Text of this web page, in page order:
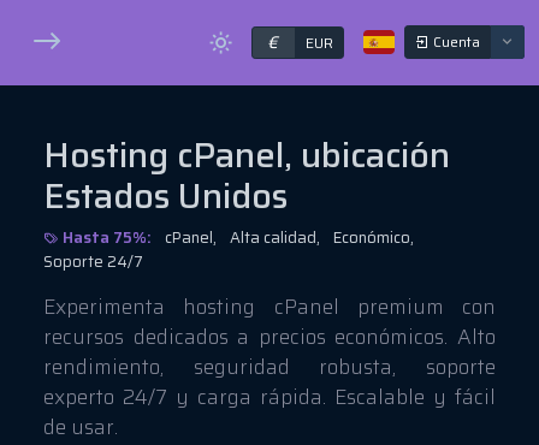
€ EUR Cuenta
Hosting cPanel, ubicación
Estados Unidos
Hasta 75%: cPanel, Alta calidad,
Económico,
Soporte 24/7
Experimenta hosting cPanel premium con
recursos dedicados a precios económicos. Alto
rendimiento, seguridad robusta, soporte
experto 24/7 y carga rápida. Escalable y fácil
de usar.